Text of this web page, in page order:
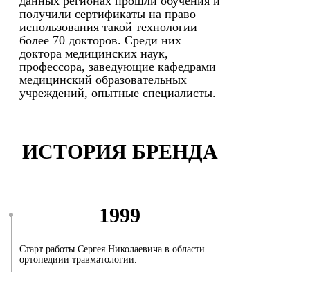
получили сертификаты на право
использования такой технологии
более 70 докторов. Среди них
доктора медицинских наук,
профессора, заведующие кафедрами
медицинский образовательных
учреждений, опытные специалисты.
ИСТОРИЯ БРЕНДА
1999
Старт работы Сергея Николаевича в области
ортопедиии травматологии.